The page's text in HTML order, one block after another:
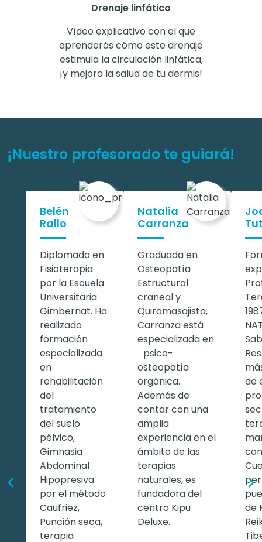
Drenaje linfático
Vídeo explicativo con el que
aprenderás cómo este drenaje
estimula la circulación linfática,
¡y mejora la salud de tu dermis!
¡Nuestro profesorado te guiará!
Belén
Rallo
Diplomada en
Fisioterapia
por la Escuela
Universitaria
Gimbernat. Ha
realizado
formación
especializada
en
rehabilitación
del
tratamiento
del suelo
pélvico,
Gimnasia
Abdominal
Hipopresiva
por el método
Caufriez,
Punción seca,
terapia
Natalia
Carranza
Graduada en
Osteopatía
Estructural
craneal y
Quiromasajista,
Carranza está
especializada en
psico-
osteopatía
orgánica.
Además de
contar con una
amplia
experiencia en el
ámbito de las
terapias
naturales, es
fundadora del
centro Kipu
Deluxe.
de
de